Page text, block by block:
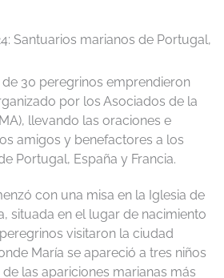
Santuarios marianos de Portugal,
de 30 peregrinos emprendieron
por los Asociados de la
llevando las oraciones e
amigos y benefactores a los
Portugal, España y Francia.
con una misa en la Iglesia de
situada en el lugar de nacimiento
visitaron la ciudad
María se apareció a tres niños
de las apariciones marianas más